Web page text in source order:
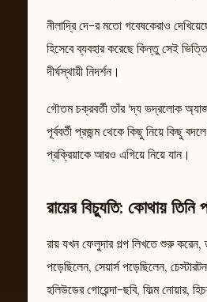
নীলাদ্রি দে-র মতো গবেষকেরাও
হিসেবে ব্যবহার করেছে কিন্তু সেই
দীর্ঘস্থায়ী নিদর্শন।
গৌতম চক্রবর্তী তাঁর ‘দ্য ভদ্রলোক অ্যাজ
পূর্ববর্তী প্রজন্ম থেকে কিছু নিয়ে কিছু
প্রক্রিয়াকে আরও এগিয়ে নিয়ে যান।
রায়ের বিচ্যুতি: কোথায় তিনি
রায় যখন ফেলুদার গল্প লিখতে শুরু করেন,
পড়েছিলেন, সেয়ার্স পড়েছিলেন,
হলিউডের গোয়েন্দা-ছবি, ফিল্ম নোয়ার,